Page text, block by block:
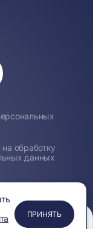
ПРИНЯТЬ
на обработку
данных